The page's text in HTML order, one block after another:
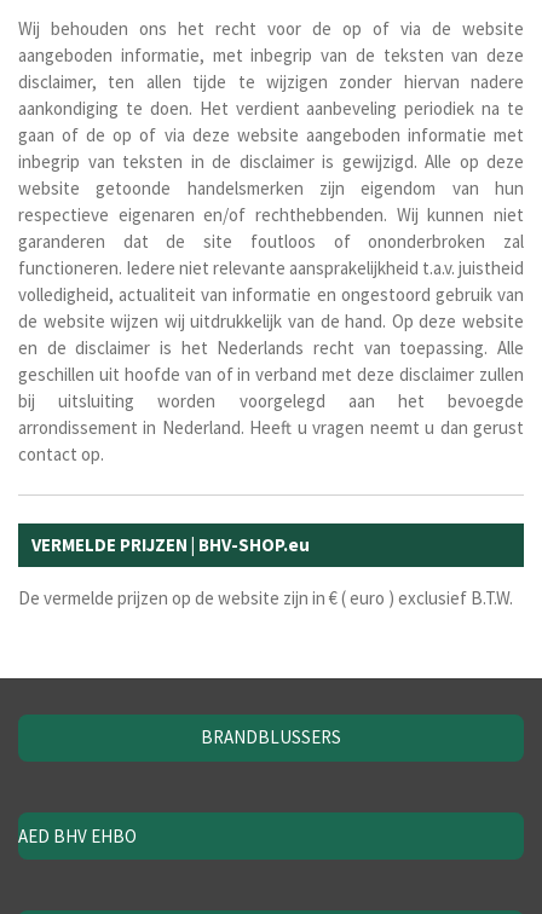
Wij behouden ons het recht voor de op of via de website
aangeboden informatie, met inbegrip van de teksten van deze
disclaimer, ten allen tijde te wijzigen zonder hiervan nadere
aankondiging te doen. Het verdient aanbeveling periodiek na te
gaan of de op of via deze website aangeboden informatie met
inbegrip van teksten in de disclaimer is gewijzigd. Alle op deze
website getoonde handelsmerken zijn eigendom van hun
respectieve eigenaren en/of rechthebbenden. Wij kunnen niet
garanderen dat de site foutloos of ononderbroken zal
functioneren. Iedere niet relevante aansprakelijkheid t.a.v. juistheid
volledigheid, actualiteit van informatie en ongestoord gebruik van
de website wijzen wij uitdrukkelijk van de hand. Op deze website
en de disclaimer is het Nederlands recht van toepassing. Alle
geschillen uit hoofde van of in verband met deze disclaimer zullen
bij uitsluiting worden voorgelegd aan het bevoegde
arrondissement in Nederland. Heeft u vragen neemt u dan gerust
contact op.
VERMELDE PRIJZEN | BHV-SHOP.eu
De vermelde prijzen op de website zijn in € ( euro ) exclusief B.T.W.
BRANDBLUSSERS
AED BHV EHBO